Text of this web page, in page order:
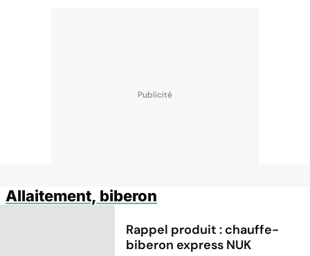
Allaitement, biberon
Rappel produit : chauffe-
biberon express NUK